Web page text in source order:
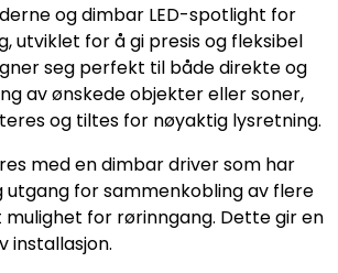
og dimbar LED-spotlight for
utviklet for å gi presis og fleksibel
seg perfekt til både direkte og
av ønskede objekter eller soner,
og tiltes for nøyaktig lysretning.
med en dimbar driver som har
utgang for sammenkobling av flere
for rørinngang. Dette gir en
installasjon.